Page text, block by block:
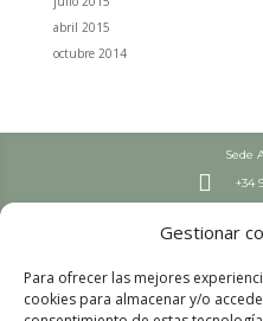
Gestionar
Para ofrecer las mejores
cookies para almacenar y/o
abril 2015
octubre 2014
Sede
 +34
L-J:
L-V:
Sede